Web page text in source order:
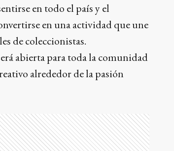
en todo el país y el
en una actividad que une
de coleccionistas.
abierta para toda la comunidad
alrededor de la pasión